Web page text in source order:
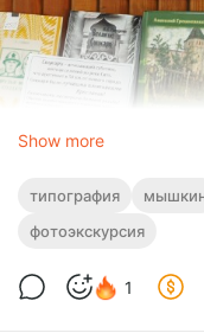
цифровизацию. Но её
Show more
типография
фотоэкскурсия
1